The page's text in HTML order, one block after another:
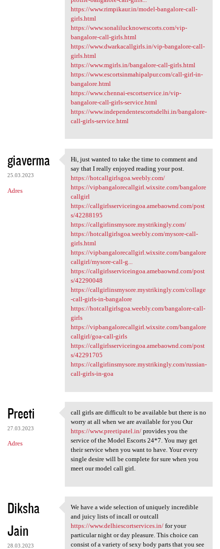
https://www.rimpikaur.in/model-bangalore-call-
girls.html
https://www.sonalilucknowescorts.com/vip-
bangalore-call-girls.html
https://www.dwarkacallgirls.in/vip-bangalore-call-
girls.html
https://www.mgirls.in/bangalore-call-girls.html
https://www.escortsinmahipalpur.com/call-girl-in-
bangalore.html
https://www.chennai-escortservice.in/vip-
bangalore-call-girls-service.html
https://www.independentescortsdelhi.in/bangalore-
call-girls-service.html
giaverma
25.03.2023
Adres
Hi, just wanted to take the
Hi, just wanted to take the time to comment and
say that I really enjoyed reading your post.
https://hotcallgirlsgoa.weebly.com/
https://vipbangalorecallgirl.wixsite.com/bangalore
callgirl
https://callgirlsserviceingoa.amebaownd.com/post
s/42288195
https://callgirlinsmysore.mystrikingly.com/
https://hotcallgirlsgoa.weebly.com/mysore-call-
girls.html
https://vipbangalorecallgirl.wixsite.com/bangalore
callgirl/mysore-call-g...
https://callgirlsserviceingoa.amebaownd.com/post
s/42290048
https://callgirlinsmysore.mystrikingly.com/collage
-call-girls-in-bangalore
https://hotcallgirlsgoa.weebly.com/bangalore-call-
girls
https://vipbangalorecallgirl.wixsite.com/bangalore
callgirl/goa-call-girls
https://callgirlsserviceingoa.amebaownd.com/post
s/42291705
https://callgirlinsmysore.mystrikingly.com/russian-
call-girls-in-goa
Preeti
27.03.2023
Adres
call girls are difficult to
call girls are difficult to be available but there is no
worry at all when we are available for you Our
https://www.preetipatel.in/provides you the
service of the Model Escorts 24*7. You may get
their service when you want to have. Your every
single desire will be complete for sure when you
meet our model call girl.
Diksha
Jain
28.03.2023
We have a wide selection of
We have a wide selection of uniquely incredible
and juicy lists of incall or outcall
https://www.delhiescortservices.in/for your
particular night or day pleasure. This choice can
consist of a variety of sexy body parts that you see